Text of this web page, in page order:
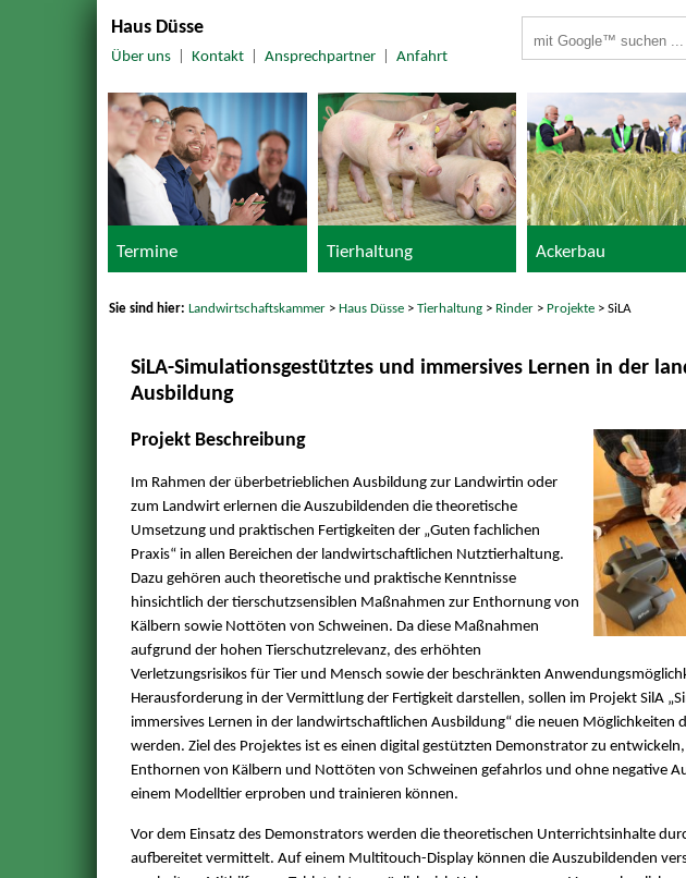
Haus Düsse
Über uns| Kontakt| Ansprechpartner| Anfahrt
Termine Tierhaltung Ackerbau
Sie sind hier:Landwirtschaftskammer >Haus Düsse >Tierhaltung > Rinder > Projekte > SiLA
SiLA-Simulationsgestütztes und immersives Lernen in der
Ausbildung
Projekt Beschreibung
Im Rahmen der überbetrieblichen Ausbildung zur Landwirtin oder
zum Landwirt erlernen die Auszubildenden die theoretische
Umsetzung und praktischen Fertigkeiten der „Guten fachlichen
Praxis“ in allen Bereichen der landwirtschaftlichen Nutztierhaltung.
Dazu gehören auch theoretische und praktische Kenntnisse
hinsichtlich der tierschutzsensiblen Maßnahmen zur Enthornung von
Kälbern sowie Nottöten von Schweinen. Da diese Maßnahmen
aufgrund der hohen Tierschutzrelevanz, des erhöhten
Verletzungsrisikos für Tier und Mensch sowie der beschränkten
Herausforderung in der Vermittlung der Fertigkeit darstellen, sollen im Projekt SilA
immersives Lernen in der landwirtschaftlichen Ausbildung“ die neuen Möglichkeiten
werden. Ziel des Projektes ist es einen digital gestützten Demonstrator zu
Enthornen von Kälbern und Nottöten von Schweinen gefahrlos und ohne negative
einem Modelltier erproben und trainieren können.
Vor dem Einsatz des Demonstrators werden die theoretischen Unterrichtsinhalte
aufbereitet vermittelt. Auf einem Multitouch-Display können die Auszubildenden